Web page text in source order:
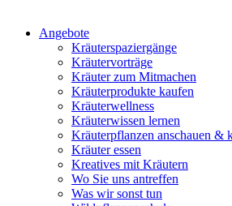
Angebote
Kräuterspaziergänge
Kräutervorträge
Kräuter zum Mitmachen
Kräuterprodukte kaufen
Kräuterwellness
Kräuterwissen lernen
Kräuterpflanzen anschauen &
Kräuter essen
Kreatives mit Kräutern
Wo Sie uns antreffen
Was wir sonst tun